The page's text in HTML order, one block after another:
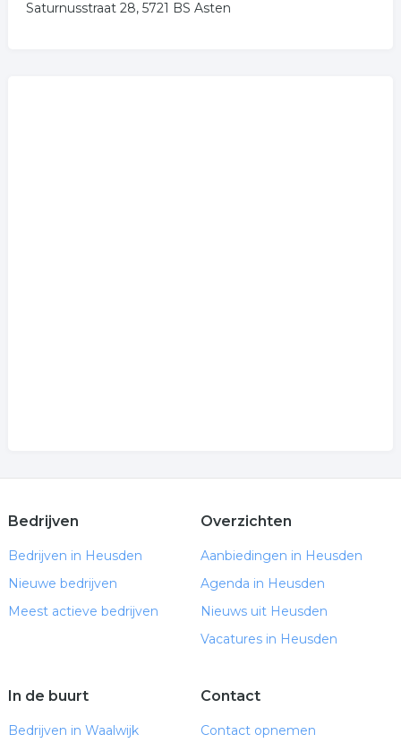
Saturnusstraat 28, 5721 BS Asten
Bedrijven
Bedrijven in Heusden
Nieuwe bedrijven
Meest actieve bedrijven
Overzichten
Aanbiedingen in Heusden
Agenda in Heusden
Nieuws uit Heusden
Vacatures in Heusden
In de buurt
Bedrijven in Waalwijk
Contact
Contact opnemen